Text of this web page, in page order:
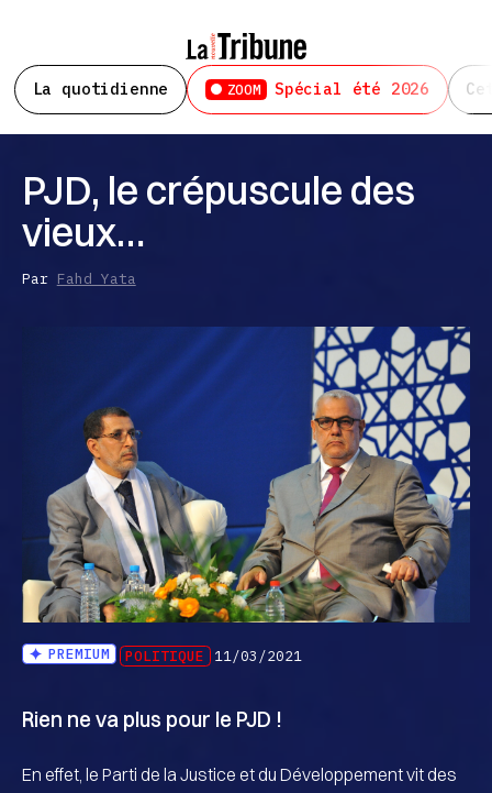
La quotidienne ZOOM Spécial été 2026
PREMIUM POLITIQUE 11/03/2021
PJD, le crépuscule des
vieux…
Par Fahd Yata
Rien ne va plus pour le PJD !
En effet, le Parti de la Justice et du Développement vit des